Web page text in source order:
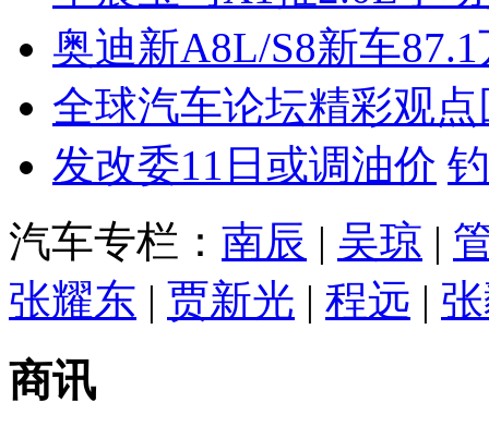
奥迪新A8L/S8新车
全球汽车论坛精彩观点
发改委11日或调油价
汽车专栏： 南辰 | 吴琼 |
张耀东 | 贾新光 | 程远 |
商讯